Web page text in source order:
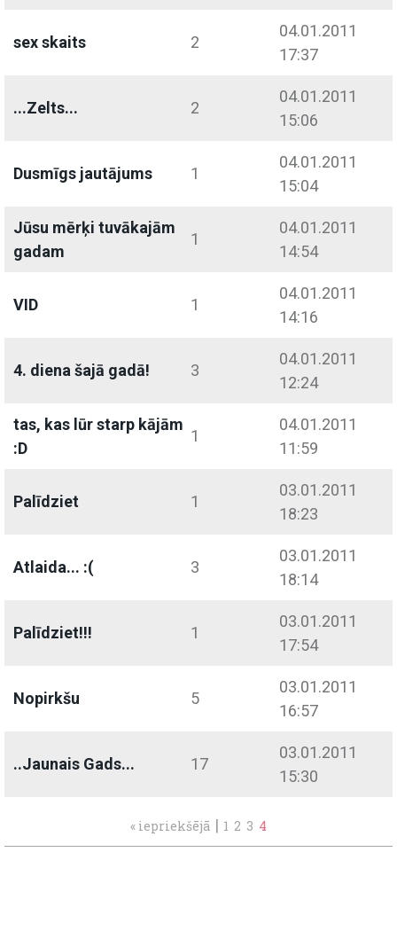
sex skaits 2
04.01.2011
17:37
...Zelts... 2
04.01.2011
15:06
Dusmīgs jautājums 1
04.01.2011
15:04
Jūsu mērķi tuvākajām
gadam
1
04.01.2011
14:54
VID 1
04.01.2011
14:16
4. diena šajā gadā! 3
04.01.2011
12:24
tas, kas lūr starp kājām
:D
1
04.01.2011
11:59
Palīdziet 1
03.01.2011
18:23
Atlaida... :( 3
03.01.2011
18:14
Palīdziet!!! 1
03.01.2011
17:54
Nopirkšu 5
03.01.2011
16:57
..Jaunais Gads... 17
03.01.2011
15:30
« iepriekšējā | 1 2 3 4